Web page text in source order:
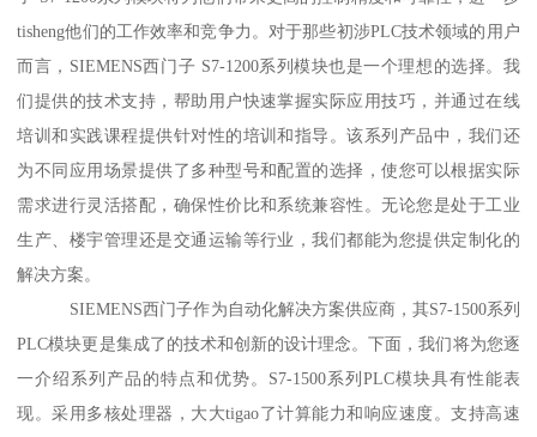
tisheng他们的工作效率和竞争力。对于那些初涉PLC技术领域的用户
而言，SIEMENS西门子 S7-1200系列模块也是一个理想的选择。我
们提供的技术支持，帮助用户快速掌握实际应用技巧，并通过在线
培训和实践课程提供针对性的培训和指导。该系列产品中，我们还
为不同应用场景提供了多种型号和配置的选择，使您可以根据实际
需求进行灵活搭配，确保性价比和系统兼容性。无论您是处于工业
生产、楼宇管理还是交通运输等行业，我们都能为您提供定制化的
解决方案。
SIEMENS西门子作为自动化解决方案供应商，其S7-1500系列
PLC模块更是集成了的技术和创新的设计理念。下面，我们将为您逐
一介绍系列产品的特点和优势。S7-1500系列PLC模块具有性能表
现。采用多核处理器，大大tigao了计算能力和响应速度。支持高速